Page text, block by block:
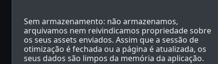
Sem armazenamento: não armazenamos,
arquivamos nem reivindicamos propriedade sobre
os seus assets enviados. Assim que a sessão de
otimização é fechada ou a página é atualizada, os
seus dados são limpos da memória da aplicação.